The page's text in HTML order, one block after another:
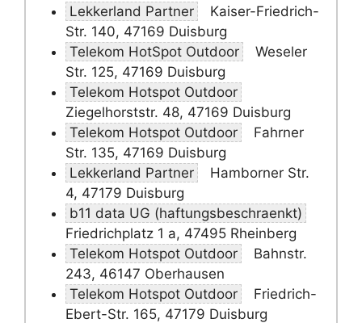
Lekkerland Partner
Kaiser-Friedrich-
Str. 140, 47169 Duisburg
Telekom HotSpot Outdoor
Weseler
Str. 125, 47169 Duisburg
Telekom Hotspot Outdoor
Ziegelhorststr. 48, 47169 Duisburg
Telekom Hotspot Outdoor
Fahrner
Str. 135, 47169 Duisburg
Lekkerland Partner
Hamborner Str.
4, 47179 Duisburg
b11 data UG (haftungsbeschraenkt)
Friedrichplatz 1 a, 47495 Rheinberg
Telekom Hotspot Outdoor
Bahnstr.
243, 46147 Oberhausen
Telekom Hotspot Outdoor
Friedrich-
Ebert-Str. 165, 47179 Duisburg